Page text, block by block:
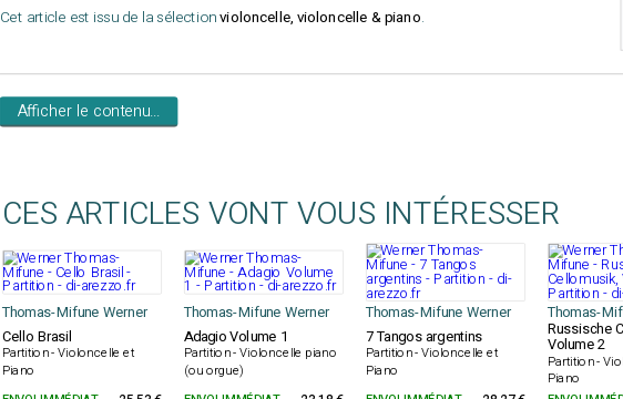
Cet article est issu de la sélectionvioloncelle, violoncelle & piano.
Afficher le contenu...
CES ARTICLES VONT VOUS INTÉRESSER
Thomas-Mifune Werner Thomas-Mifune Werner Thomas-Mifune Werner Thomas-
Cello Brasil
Partition - Violoncelle et
Piano
Adagio Volume 1
Partition - Violoncelle piano
(ou orgue)
7 Tangos argentins
Partition - Violoncelle et
Piano
Russische
Volume 2
Partition -
Piano